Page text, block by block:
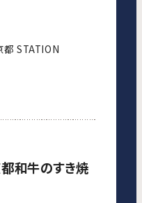
都 STATION
和牛のすき焼